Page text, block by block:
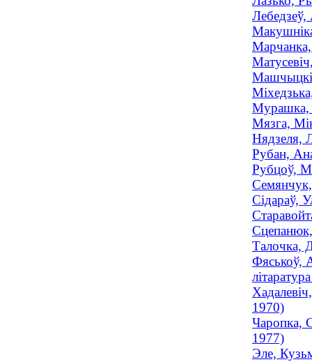
Лебедзеў,
Марчанка,
Мурашка,
Мязга,
Нядзеля,
Рубан,
Рубцоў,
Сідараў,
Сцепанюк,
Талочка,
Фяськоў,
1970)
Чаропка,
1977)
Эле,